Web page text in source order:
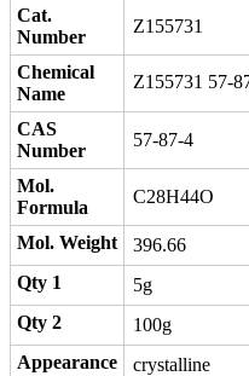
Cat.
Number
Z155731
Chemical
Name
Z155731 57-
CAS
Number
57-87-4
Mol.
Formula
C28H44O
Mol. Weight
396.66
Qty 1
5g
Qty 2
100g
Appearance
crystalline